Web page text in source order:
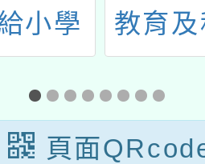
小學
第一
募活
教育
辦理
教
頁面